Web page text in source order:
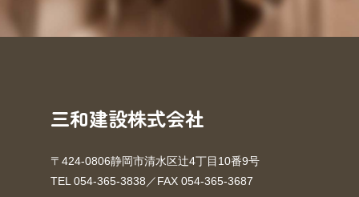
三和建設株式会社
〒424-0806静岡市清水区辻4丁目10番9号
TEL 054-365-3838／FAX 054-365-3687